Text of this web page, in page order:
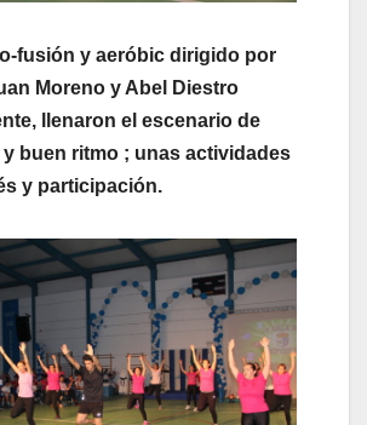
fusión y aeróbic dirigido por
Moreno y Abel Diestro
llenaron el escenario de
y buen ritmo ; unas actividades
y participación.